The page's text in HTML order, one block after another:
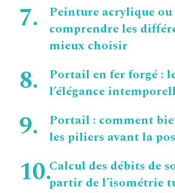
Peinture acrylique ou
comprendre les
mieux choisir
Portail en fer forgé :
l’élégance
Portail : comment
les piliers avant la
Calcul des débits de
partir de l’isométrie